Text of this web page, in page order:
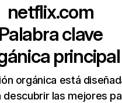
netflix.com
Palabra clave
principal
orgánica está
descubrir las mejores